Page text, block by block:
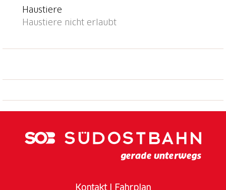
Thermalbad "Termali & Salini" 80 m, Strandbad 50
m. Golfplatz (18 Loch) 6 km, Tennis 400 m, Minigolf 2
Onsernone, Valle Verzasca. Bitte beachten: Für
Ferienwohnung Ref. CH6600.410 befindet sich auf
dem gleichen Grundstück.
Haustiere
Haustiere nicht erlaubt
KontaktI Fahrplan